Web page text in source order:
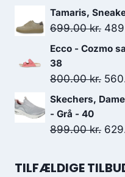
pris
Tamaris,
699.00kr. Den
var:
Ecco - Cozmo
38
800.00kr. Den
var:
Skechers,
- Grå - 40
899.00kr. Den
pris
TILFÆLDIGE